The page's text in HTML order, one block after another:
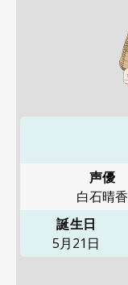
声優
白石晴香
誕生日
5月21日